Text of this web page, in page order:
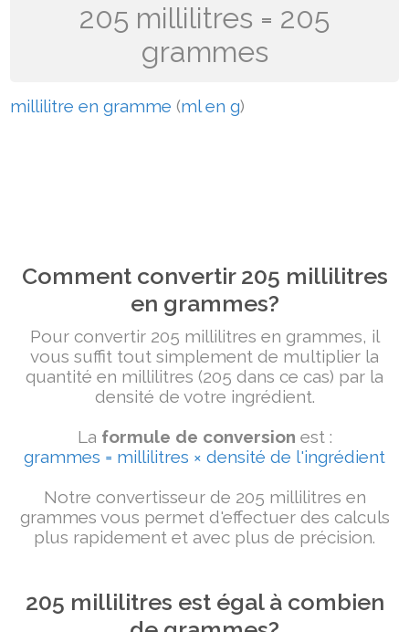
205 millilitres = 205
grammes
millilitre en gramme (ml en g)
Comment convertir 205 millilitres
en grammes?
Pour convertir 205 millilitres en grammes, il
vous suffit tout simplement de multiplier la
quantité en millilitres (205 dans ce cas) par la
densité de votre ingrédient.
La formule de conversion est :
grammes = millilitres × densité de l'ingrédient
Notre convertisseur de 205 millilitres en
grammes vous permet d'effectuer des calculs
plus rapidement et avec plus de précision.
205 millilitres est égal à combien